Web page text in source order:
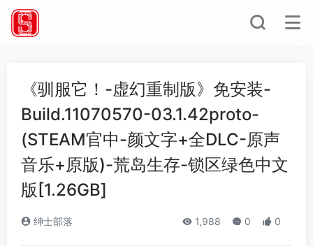
《驯服它！-虚幻重制版》免安装-
Build.11070570-03.1.42proto-
(STEAM官中-颜文字+全DLC-原声
音乐+原版)-荒岛生存-锁区绿色中文
版[1.26GB]
绅士部落 1,988 0 0